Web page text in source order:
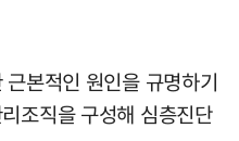
본적인 원인을 규명하기
조직을 구성해 심층진단